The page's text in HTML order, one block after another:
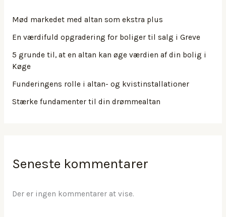
Mød markedet med altan som ekstra plus
En værdifuld opgradering for boliger til salg i Greve
5 grunde til, at en altan kan øge værdien af din bolig i
Køge
Funderingens rolle i altan- og kvistinstallationer
Stærke fundamenter til din drømmealtan
Seneste kommentarer
Der er ingen kommentarer at vise.